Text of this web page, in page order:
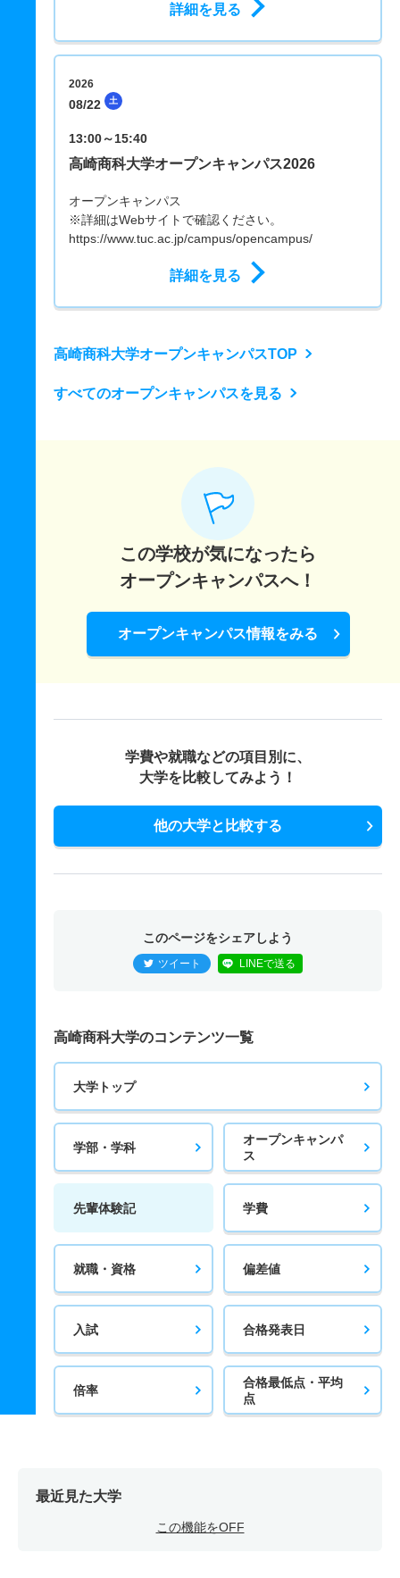
詳細を見る
2026
08/22 土
13:00～15:40
高崎商科大学オープンキャンパス2026
オープンキャンパス
※詳細はWebサイトで確認ください。
https://www.tuc.ac.jp/campus/opencampus/
詳細を見る
高崎商科大学オープンキャンパスTOP
すべてのオープンキャンパスを見る
この学校が気になったら
オープンキャンパスへ！
オープンキャンパス情報をみる
学費や就職などの項目別に、
大学を比較してみよう！
他の大学と比較する
このページをシェアしよう
ツイート LINEで送る
高崎商科大学のコンテンツ一覧
大学トップ
学部・学科
オープンキャンパ
ス
先輩体験記 学費
就職・資格 偏差値
入試 合格発表日
倍率
合格最低点・平均
点
最近見た大学
この機能をOFF